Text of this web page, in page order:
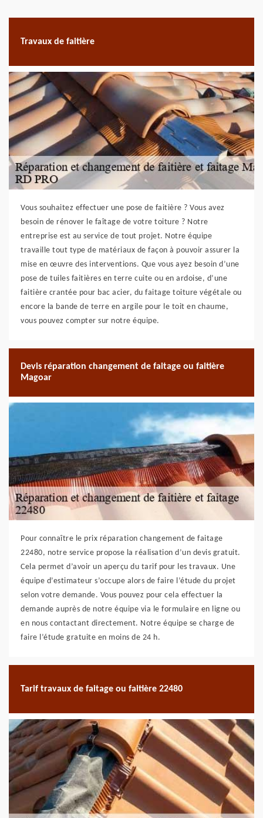
Travaux de faitière
Vous souhaitez effectuer une pose de faitière ? Vous avez
besoin de rénover le faîtage de votre toiture ? Notre
entreprise est au service de tout projet. Notre équipe
travaille tout type de matériaux de façon à pouvoir assurer la
mise en œuvre des interventions. Que vous ayez besoin d’une
pose de tuiles faitières en terre cuite ou en ardoise, d’une
faitière crantée pour bac acier, du faitage toiture végétale ou
encore la bande de terre en argile pour le toit en chaume,
vous pouvez compter sur notre équipe.
Devis réparation changement de faitage ou faitière
Magoar
Pour connaître le prix réparation changement de faitage
22480, notre service propose la réalisation d’un devis gratuit.
Cela permet d’avoir un aperçu du tarif pour les travaux. Une
équipe d’estimateur s’occupe alors de faire l’étude du projet
selon votre demande. Vous pouvez pour cela effectuer la
demande auprès de notre équipe via le formulaire en ligne ou
en nous contactant directement. Notre équipe se charge de
faire l’étude gratuite en moins de 24 h.
Tarif travaux de faitage ou faitière 22480